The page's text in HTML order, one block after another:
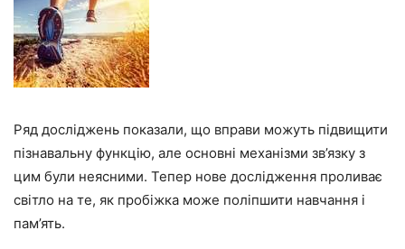
Ряд досліджень показали, що вправи можуть підвищити
пізнавальну функцію, але основні механізми зв’язку з
цим були неясними. Тепер нове дослідження проливає
світло на те, як пробіжка може поліпшити навчання і
пам’ять.